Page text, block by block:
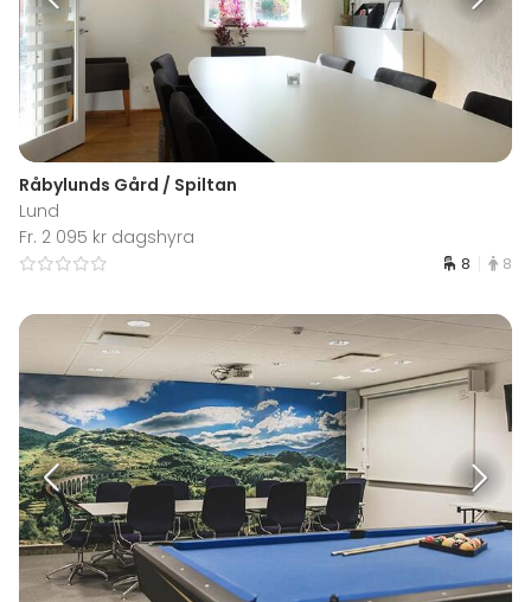
Råbylunds Gård / Spiltan
Lund
Fr. 2 095 kr dagshyra
8 8